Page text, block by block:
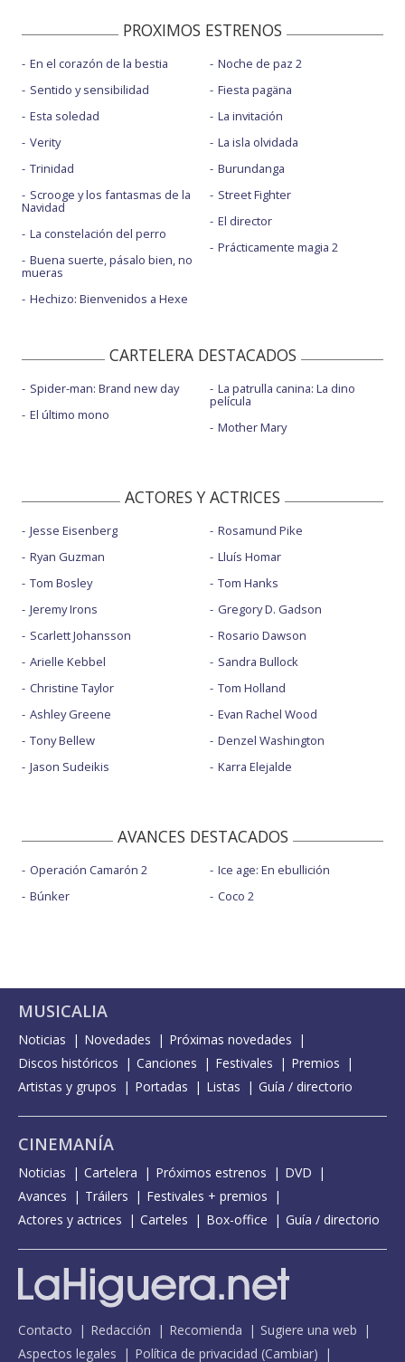
PROXIMOS ESTRENOS
En el corazón de la bestia
Sentido y sensibilidad
Esta soledad
Verity
Trinidad
Scrooge y los fantasmas de la
Navidad
La constelación del perro
Buena suerte, pásalo bien, no
mueras
Hechizo: Bienvenidos a Hexe
Noche de paz 2
Fiesta pagäna
La invitación
La isla olvidada
Burundanga
Street Fighter
El director
Prácticamente magia 2
CARTELERA DESTACADOS
Spider-man: Brand new day
El último mono
La patrulla canina: La dino
película
Mother Mary
ACTORES Y ACTRICES
Jesse Eisenberg
Ryan Guzman
Tom Bosley
Jeremy Irons
Scarlett Johansson
Arielle Kebbel
Christine Taylor
Ashley Greene
Tony Bellew
Jason Sudeikis
Rosamund Pike
Lluís Homar
Tom Hanks
Gregory D. Gadson
Rosario Dawson
Sandra Bullock
Tom Holland
Evan Rachel Wood
Denzel Washington
Karra Elejalde
AVANCES DESTACADOS
Operación Camarón 2
Búnker
Ice age: En ebullición
Coco 2
MUSICALIA
Noticias Novedades
Próximas novedades
Discos históricos
Canciones Festivales
Premios
Artistas y grupos
Portadas Listas Guía / directorio
CINEMANÍA
Noticias Cartelera Próximos estrenos
DVD
Avances
Tráilers
Festivales + premios
Actores y actrices
Carteles Box-office Guía / directorio
Contacto Redacción Recomienda
Sugiere una web
Aspectos legales
Política de privacidad (Cambiar)